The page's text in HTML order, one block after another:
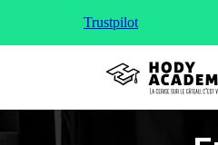
Trustpilot